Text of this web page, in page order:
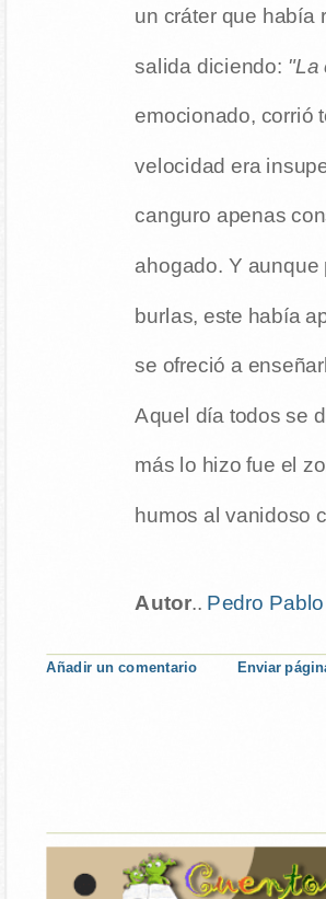
un cráter que había
salida diciendo: "La
emocionado, corrió
velocidad era
canguro apenas
ahogado. Y
burlas, este había
se ofreció a
Aquel día todos se
más lo hizo fue el
humos al vanidoso
Autor.. Pedro
Añadir un comentario Enviar